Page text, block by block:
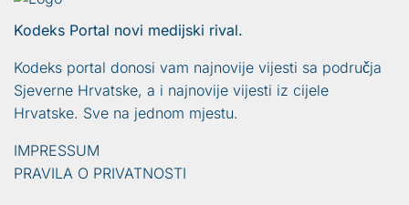
Kodeks Portal novi medijski rival.
Kodeks portal donosi vam najnovije vijesti sa područja
Sjeverne Hrvatske, a i najnovije vijesti iz cijele
Hrvatske. Sve na jednom mjestu.
IMPRESSUM
PRAVILA O PRIVATNOSTI